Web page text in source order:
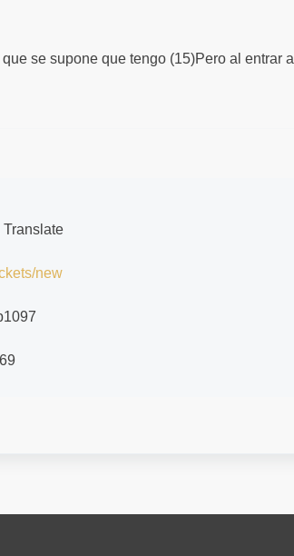
se supone que tengo (15)Pero al entrar al
new